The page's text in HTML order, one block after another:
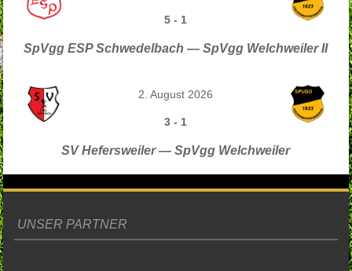
5 - 1
SpVgg ESP Schwedelbach — SpVgg Welchweiler II
2. August 2026
3 - 1
SV Hefersweiler — SpVgg Welchweiler
UNSER PARTNER